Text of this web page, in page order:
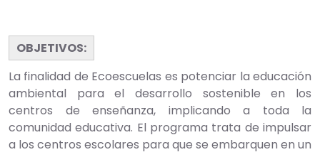
OBJETIVOS:
La finalidad de Ecoescuelas es potenciar la educación
ambiental para el desarrollo sostenible en los
centros de enseñanza, implicando a toda la
comunidad educativa. El programa trata de impulsar
a los centros escolares para que se embarquen en un